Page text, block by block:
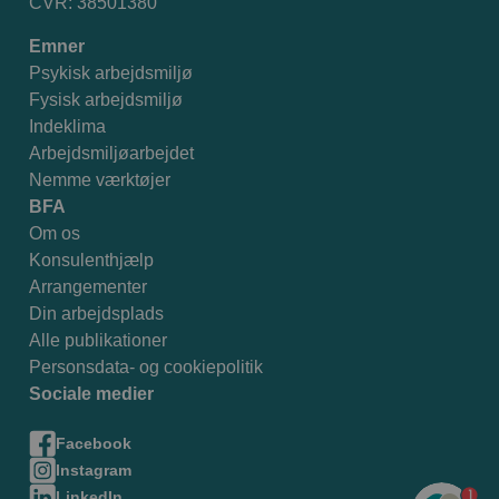
Emner
Psykisk arbejdsmiljø
Fysisk arbejdsmiljø
Indeklima
Arbejdsmiljøarbejdet
Nemme værktøjer
BFA
Om os
Konsulenthjælp
Arrangementer
Din arbejdsplads
Alle publikationer
Personsdata- og cookiepolitik
Sociale medier
Facebook
Instagram
1